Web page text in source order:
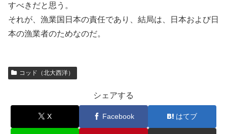
すべきだと思う。
それが、漁業国日本の責任であり、結局は、日本および日
本の漁業者のためなのだ。
コッド（北大西洋）
シェアする
X Facebook はてブ